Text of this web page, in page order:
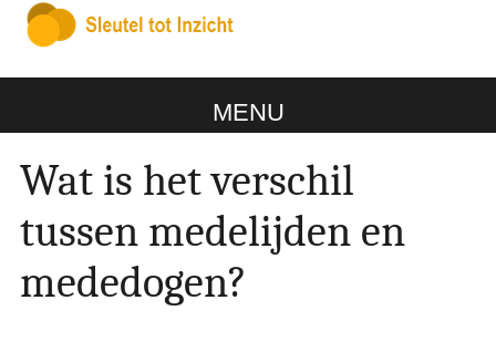
MENU
Wat is het verschil
tussen medelijden en
mededogen?